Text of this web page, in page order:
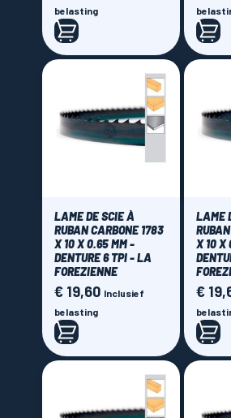
Price
€ 0,00 - € 45,00
belasting
LAME DE SCIE À
RUBAN CARBONE 1783
X 10 X 0.65 MM -
DENTURE 6 TPI - LA
FOREZIENNE
Prijs
€ 19,60 Inclusief
belasting
LAME
X 10 X
Prijs
€